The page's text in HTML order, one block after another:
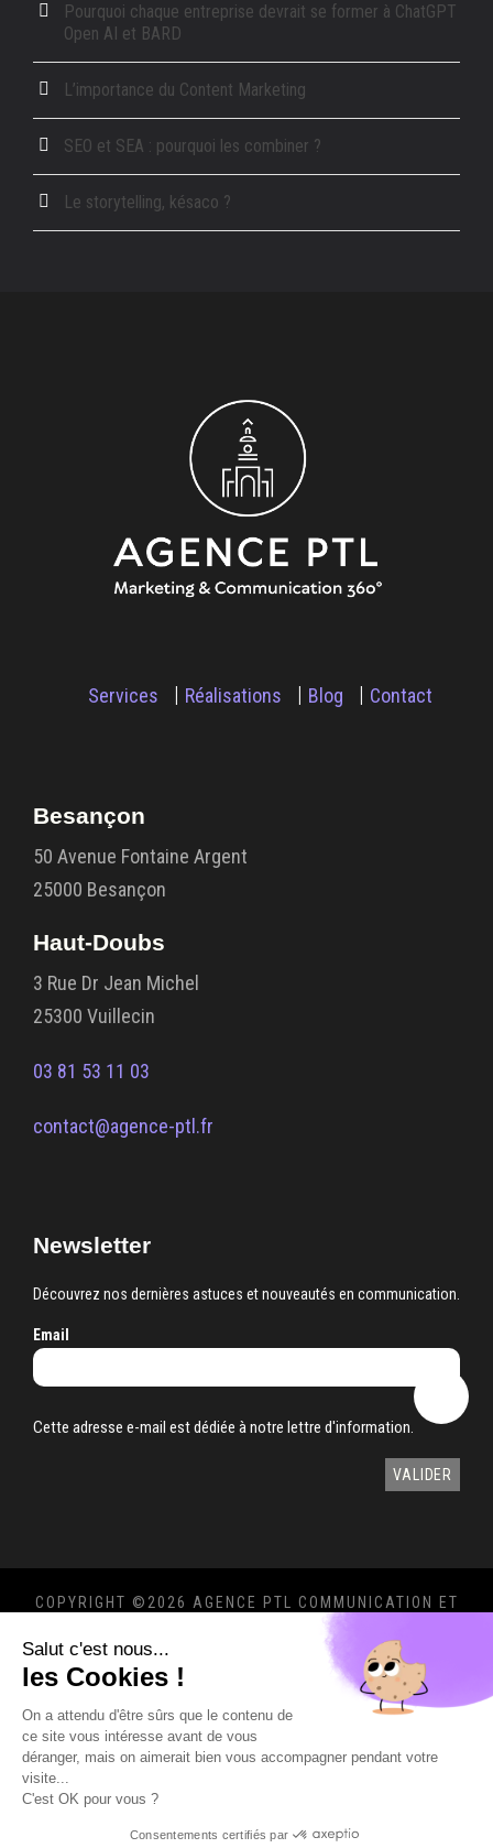
Pourquoi chaque entreprise devrait se former à ChatGPT
Open AI et BARD
L’importance du Content Marketing
SEO et SEA : pourquoi les combiner ?
Le storytelling, késaco ?
Services Réalisations Blog Contact
Besançon
50 Avenue Fontaine Argent
25000 Besançon
Haut-Doubs
3 Rue Dr Jean Michel
25300 Vuillecin
03 81 53 11 03
contact@agence-ptl.fr
Newsletter
Découvrez nos dernières astuces et nouveautés en communication.
Email
Cette adresse e-mail est dédiée à notre lettre d'information.
COPYRIGHT © 2026 AGENCE PTL COMMUNICATION ET
MENTIONS LÉGALES
POLITIQUE DE
CONFIDENTIALITÉ
Salut c'est nous...
les Cookies !
On a attendu d'être sûrs que le contenu de
ce site vous intéresse avant de vous
déranger, mais on aimerait bien vous accompagner pendant votre
visite...
C'est OK pour vous ?
Consentements certifiés par